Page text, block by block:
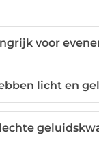
voor
licht en